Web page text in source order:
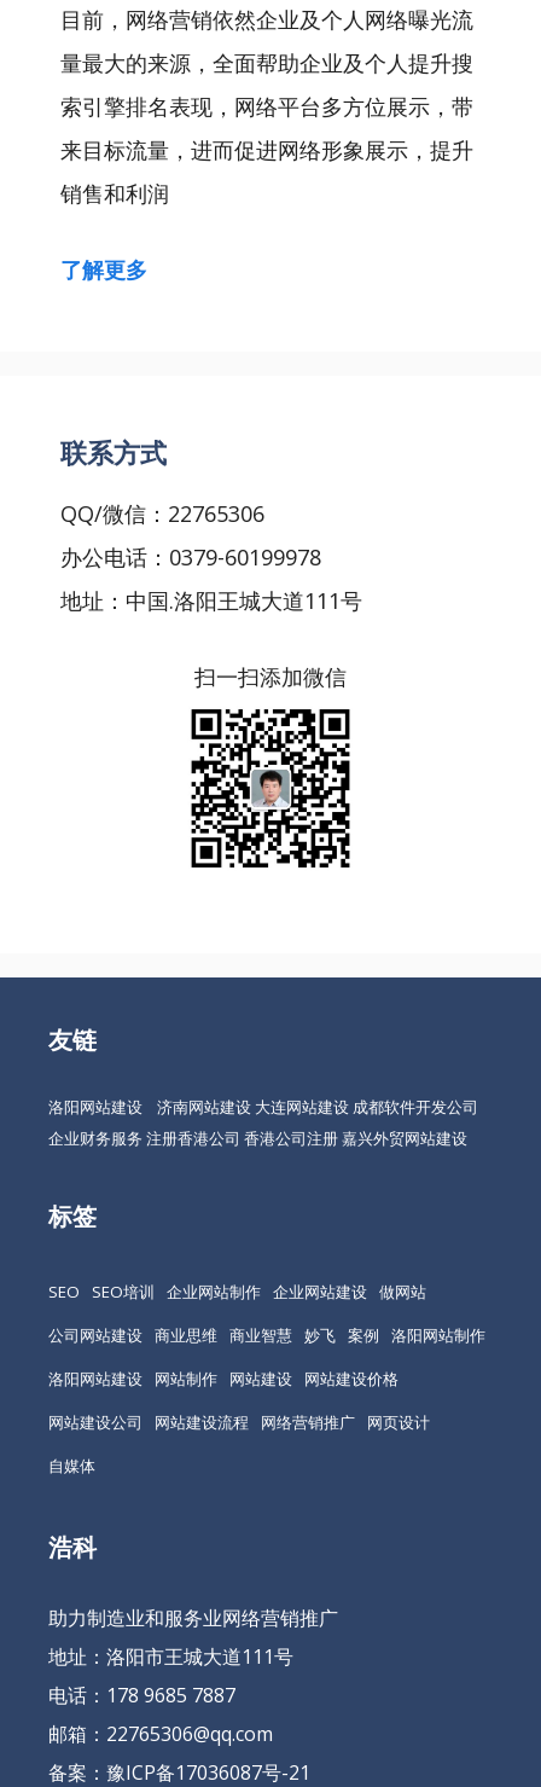
目前，网络营销依然企业及个人网络曝光流
量最大的来源，全面帮助企业及个人提升搜
索引擎排名表现，网络平台多方位展示，带
来目标流量，进而促进网络形象展示，提升
销售和利润
了解更多
联系方式
QQ/微信：22765306
办公电话：0379-60199978
地址：中国.洛阳王城大道111号
扫一扫添加微信
友链
洛阳网站建设 济南网站建设 大连网站建设 成都软件开发公司
企业财务服务 注册香港公司 香港公司注册嘉兴外贸网站建设
标签
SEO SEO培训 企业网站制作 企业网站建设 做网站
公司网站建设 商业思维 商业智慧 妙飞 案例
洛阳网站制作
洛阳网站建设
网站制作 网站建设
网站建设价格
网站建设公司
网站建设流程 网络营销推广
网页设计
自媒体
浩科
助力制造业和服务业网络营销推广
地址：洛阳市王城大道111号
电话：178 9685 7887
邮箱：22765306@qq.com
备案： 豫ICP备17036087号-21